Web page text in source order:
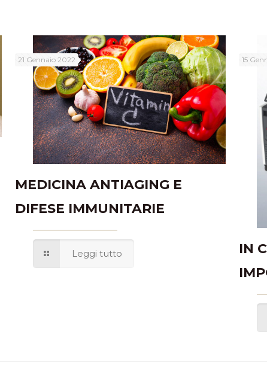
21 Gennaio 2022
MEDICINA ANTIAGING E
DIFESE IMMUNITARIE
Leggi tutto
15
IN